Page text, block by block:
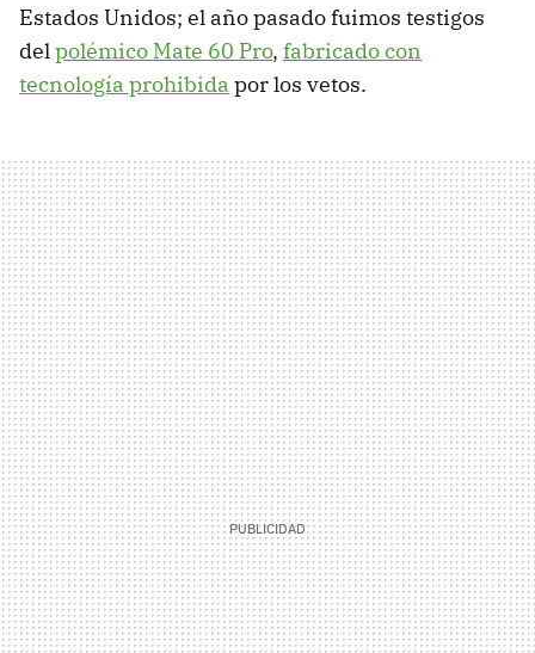
Estados Unidos; el año pasado fuimos testigos
delpolémico Mate 60 Pro, fabricado con
tecnología prohibida por los vetos.